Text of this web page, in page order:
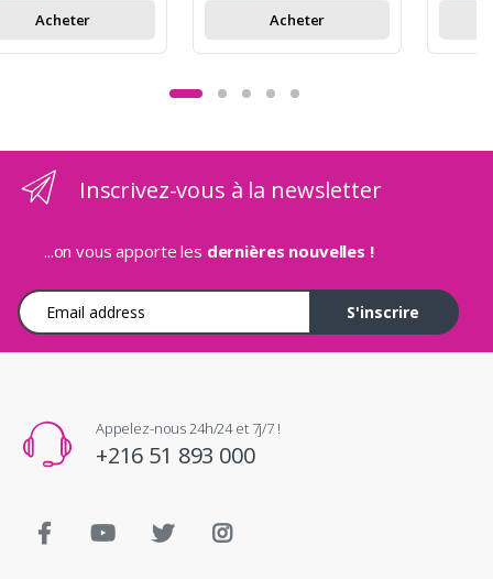
Acheter Acheter
Inscrivez-vous à la newsletter
...on vous apporte les dernières nouvelles !
Adresse e-mail
S'inscrire
Appelez-nous 24h/24 et 7j/7 !
+216 51 893 000